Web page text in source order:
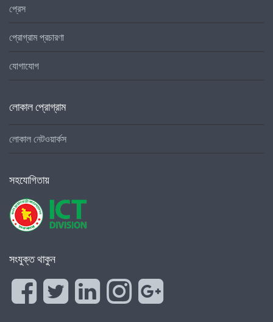
প্রেস
প্রোগ্রাম প্রচারণা
যোগাযোগ
লোকাল প্রোগ্রাম
লোকাল নেটওয়ার্কস
সহযোগিতায়
সংযুক্ত থাকুন